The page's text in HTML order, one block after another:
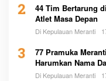
2
44 Tim Bertarung
Atlet Masa Depan
Di Kepulauan Meranti
3
77 Pramuka
Harumkan Nama
Di Kepulauan Meranti